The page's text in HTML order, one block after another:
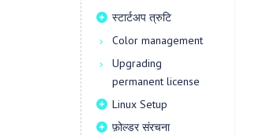
स्टार्टअप त्रुटि
Color management
Upgrading
permanent license
Linux Setup
फ़ोल्डर संरचना